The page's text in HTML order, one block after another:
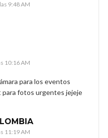
9:48 AM
10:16 AM
para los eventos
para fotos urgentes jejeje
11:19 AM